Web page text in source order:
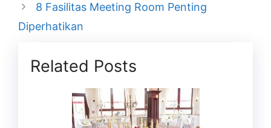
8 Fasilitas Meeting Room Penting
Diperhatikan
Related Posts